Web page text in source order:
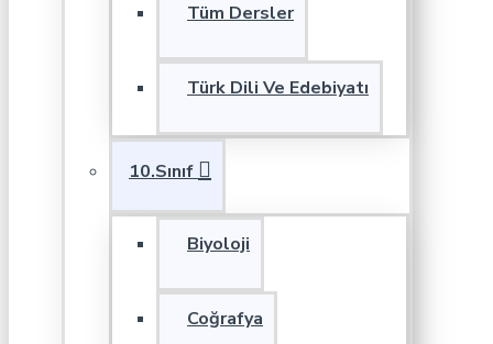
Tüm Dersler
Türk Dili Ve Edebiyatı
10.Sınıf
Biyoloji
Coğrafya